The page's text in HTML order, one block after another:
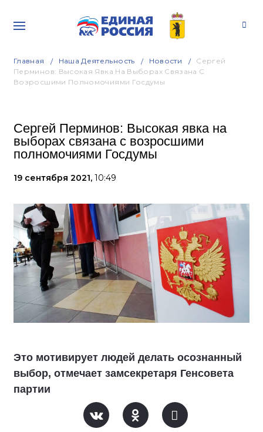
Главная Наша Деятельность Новости
Сергей
Перминов: Высокая Явка На Выборах Связана С
Возросшими Полномочиями Госдумы
Сергей Перминов: Высокая явка на
выборах связана с возросшими
полномочиями Госдумы
19 сентября 2021, 10:49
Это мотивирует людей делать осознанный
выбор, отмечает замсекретаря Генсовета
партии